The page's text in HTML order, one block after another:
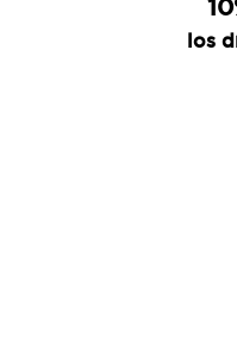
los